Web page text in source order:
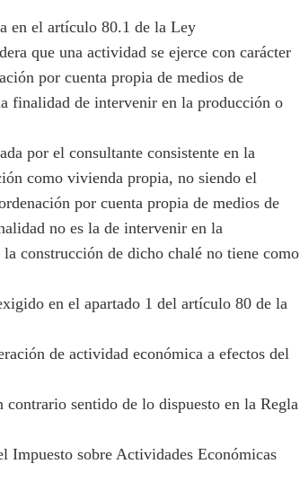
en el artículo 80.1 de la Ley
que una actividad se ejerce con carácter
por cuenta propia de medios de
finalidad de intervenir en la producción o
por el consultante consistente en la
como vivienda propia, no siendo el
por cuenta propia de medios de
no es la de intervenir en la
construcción de dicho chalé no tiene como
en el apartado 1 del artículo 80 de la
de actividad económica a efectos del
sentido de lo dispuesto en la Regla
Impuesto sobre Actividades Económicas